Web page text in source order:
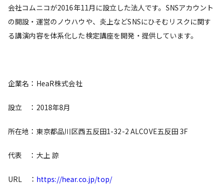
会社コムニコが2016年11月に設立した法人です。SNSアカウント
の開設・運営のノウハウや、炎上などSNSにひそむリスクに関す
る講演内容を体系化した検定講座を開発・提供しています。
企業名：HeaR株式会社
設立 ：2018年8月
所在地：東京都品川区西五反田1-32-2 ALCOVE五反田 3F
代表 ：大上 諒
URL ： https://hear.co.jp/top/